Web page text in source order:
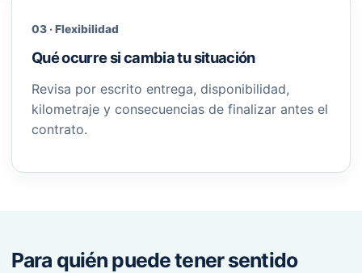
03 · Flexibilidad
Qué ocurre si cambia tu situación
Revisa por escrito entrega, disponibilidad,
kilometraje y consecuencias de finalizar antes el
contrato.
Para quién puede tener sentido